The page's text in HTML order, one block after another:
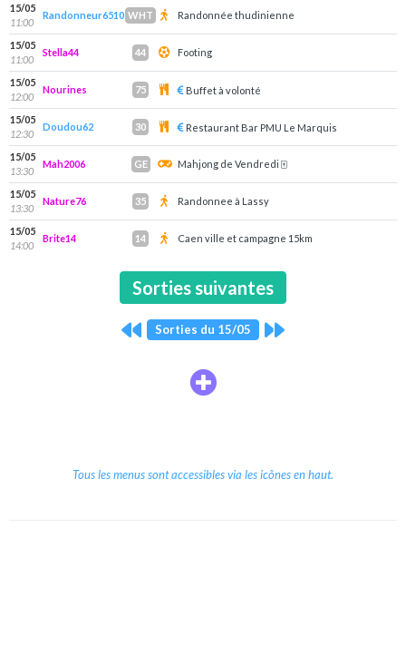
15/05
11:00
Randonneur6510 WHT Randonnée thudinienne
15/05
11:00
Stella44 44 Footing
15/05
12:00
Nourines 75 Buffet à volonté
15/05
12:30
Doudou62 30 Restaurant Bar PMU Le Marquis
15/05
13:30
Mah2006 GE Mahjong de Vendredi 🀄️
15/05
13:30
Nature76 35 Randonnee à Lassy
15/05
14:00
Brite14 14 Caen ville et campagne 15km
Sorties suivantes
Sorties du 15/05
Tous les menus sont accessibles via les icônes en haut.